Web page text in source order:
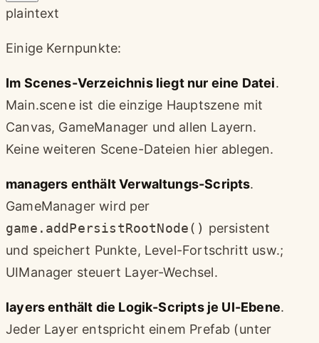
plaintext
Einige Kernpunkte:
Im Scenes-Verzeichnis liegt nur eine Datei.
Main.scene ist die einzige Hauptszene mit
Canvas, GameManager und allen Layern.
Keine weiteren Scene-Dateien hier ablegen.
managers enthält Verwaltungs-Scripts.
GameManager wird per
game.addPersistRootNode() persistent
und speichert Punkte, Level-Fortschritt usw.;
UIManager steuert Layer-Wechsel.
layers enthält die Logik-Scripts je UI-Ebene.
Jeder Layer entspricht einem Prefab (unter